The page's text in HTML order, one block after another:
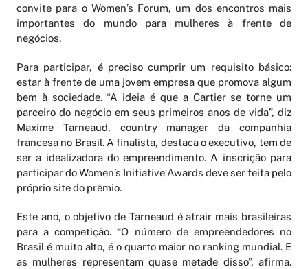
convite para o Women’s Forum, um dos encontros mais
importantes do mundo para mulheres à frente de
negócios.
Para participar, é preciso cumprir um requisito básico:
estar à frente de uma jovem empresa que promova algum
bem à sociedade. “A ideia é que a Cartier se torne um
parceiro do negócio em seus primeiros anos de vida”, diz
Maxime Tarneaud, country manager da companhia
francesa no Brasil. A finalista, destaca o executivo, tem de
ser a idealizadora do empreendimento. A inscrição para
participar do Women’s Initiative Awards deve ser feita pelo
próprio site do prêmio.
Este ano, o objetivo de Tarneaud é atrair mais brasileiras
para a competição. “O número de empreendedores no
Brasil é muito alto, é o quarto maior no ranking mundial. E
as mulheres representam quase metade disso”, afirma.